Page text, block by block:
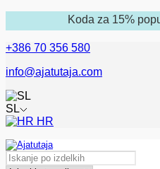
Koda za 15%
+386 70 356 580
info@ajatutaja.com
SL
HR